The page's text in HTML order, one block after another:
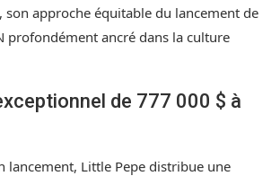
son approche équitable du lancement de
profondément ancré dans la culture
de 777 000 $ à
lancement, Little Pepe distribue une